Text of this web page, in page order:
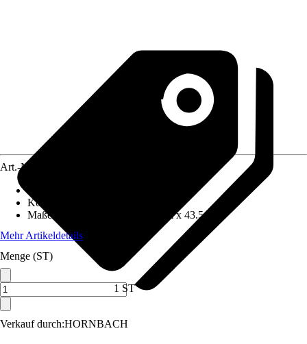
Verkauf durch:HORNBACH
Art.-Nr.
Korpusfarbe
Maße (BxHxT)
30 cm x 48.2 cm x 43.5 cm
Mehr Artikeldetails
Menge (ST)
1 ST